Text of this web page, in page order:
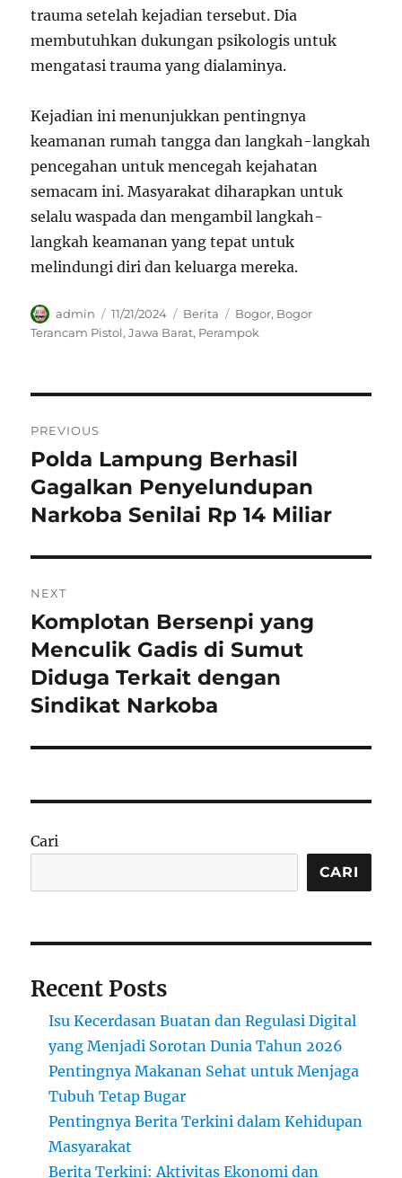
trauma setelah kejadian tersebut. Dia
membutuhkan dukungan psikologis untuk
mengatasi trauma yang dialaminya.
Kejadian ini menunjukkan pentingnya
keamanan rumah tangga dan langkah-langkah
pencegahan untuk mencegah kejahatan
semacam ini. Masyarakat diharapkan untuk
selalu waspada dan mengambil langkah-
langkah keamanan yang tepat untuk
melindungi diri dan keluarga mereka.
Author
admin
Posted
on
11/21/2024 Categories
Berita Tags
Bogor, Bogor
Terancam Pistol,Jawa Barat, Perampok
pos
PREVIOUS
Previous
post:
Polda Lampung Berhasil
Gagalkan Penyelundupan
Narkoba Senilai Rp 14 Miliar
NEXT
Next
post:
Komplotan Bersenpi yang
Menculik Gadis di Sumut
Diduga Terkait dengan
Sindikat Narkoba
Cari
CARI
Recent Posts
Isu Kecerdasan Buatan dan Regulasi Digital
yang Menjadi Sorotan Dunia Tahun 2026
Pentingnya Makanan Sehat untuk Menjaga
Tubuh Tetap Bugar
Pentingnya Berita Terkini dalam Kehidupan
Masyarakat
Berita Terkini: Aktivitas Ekonomi dan